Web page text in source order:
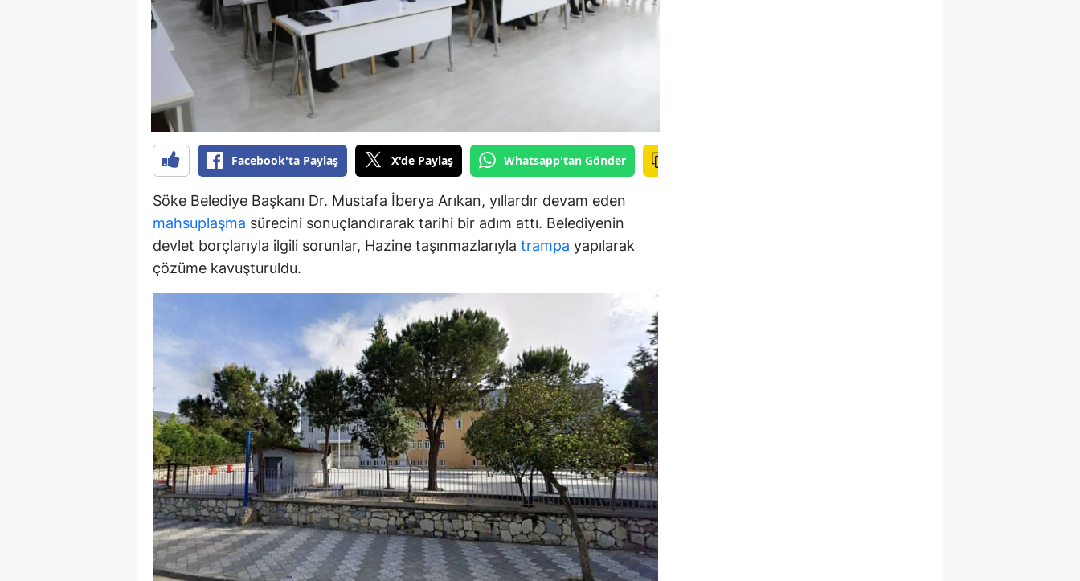
Samsun
Sinop
Tokat
Trabzon
Tunceli
Van
Yozgat
Zonguldak
Aksaray
Bayburt
Karaman
Kırıkkale
Batman
Facebook'ta Paylaş X'de Paylaş Whatsapp'tan Gönder
Söke Belediye Başkanı Dr. Mustafa İberya Arıkan, yıllardır devam eden
mahsuplaşma sürecini sonuçlandırarak tarihi bir adım attı. Belediyenin
devlet borçlarıyla ilgili sorunlar, Hazine taşınmazlarıyla trampa yapılarak
çözüme kavuşturuldu.